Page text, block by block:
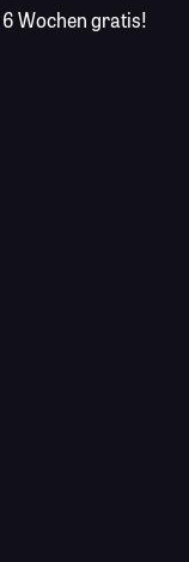
6 Wochen gratis!